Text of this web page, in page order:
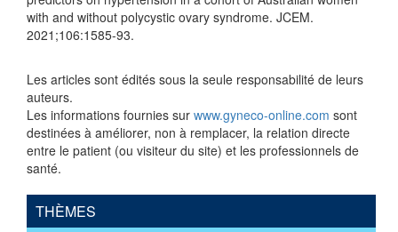
with and without polycystic ovary syndrome. JCEM.
2021;106:1585-93.
Les articles sont édités sous la seule responsabilité de leurs
auteurs.
Les informations fournies sur www.gyneco-online.com sont
destinées à améliorer, non à remplacer, la relation directe
entre le patient (ou visiteur du site) et les professionnels de
santé.
THÈMES